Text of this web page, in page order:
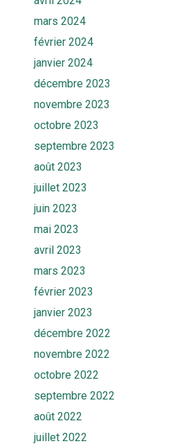
mars 2024
février 2024
janvier 2024
décembre 2023
novembre 2023
octobre 2023
septembre 2023
août 2023
juillet 2023
juin 2023
mai 2023
avril 2023
mars 2023
février 2023
janvier 2023
décembre 2022
novembre 2022
octobre 2022
septembre 2022
août 2022
juillet 2022